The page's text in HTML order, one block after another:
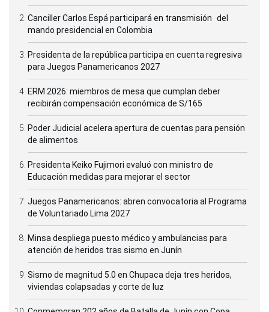
Canciller Carlos Espá participará en transmisión del
mando presidencial en Colombia
Presidenta de la república participa en cuenta regresiva
para Juegos Panamericanos 2027
ERM 2026: miembros de mesa que cumplan deber
recibirán compensación económica de S/165
Poder Judicial acelera apertura de cuentas para pensión
de alimentos
Presidenta Keiko Fujimori evaluó con ministro de
Educación medidas para mejorar el sector
Juegos Panamericanos: abren convocatoria al Programa
de Voluntariado Lima 2027
Minsa despliega puesto médico y ambulancias para
atención de heridos tras sismo en Junín
Sismo de magnitud 5.0 en Chupaca deja tres heridos,
viviendas colapsadas y corte de luz